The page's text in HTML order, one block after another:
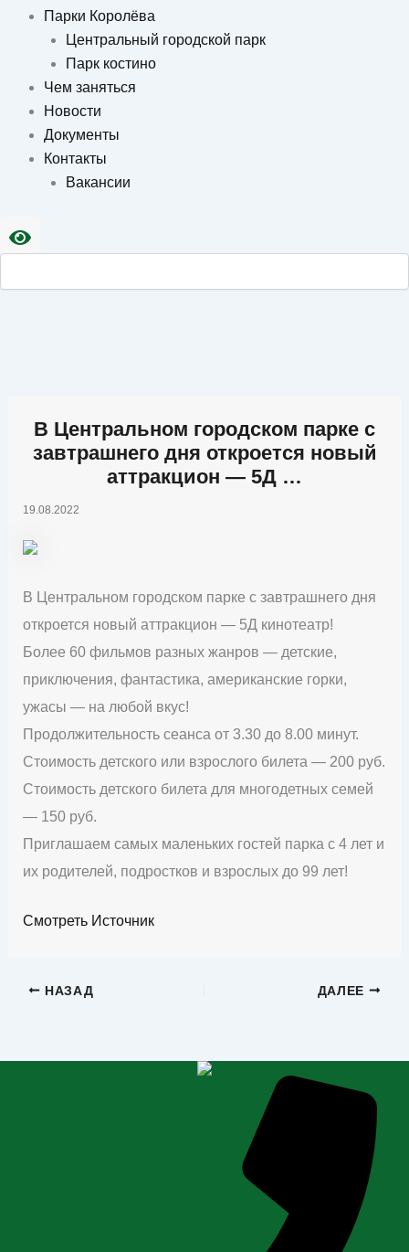
Парки Королёва
Центральный городской парк
Парк костино
Чем заняться
Новости
Документы
Контакты
Вакансии
В Центральном городском парке с
завтрашнего дня откроется новый
аттракцион — 5Д …
19.08.2022
В Центральном городском парке с завтрашнего дня
откроется новый аттракцион — 5Д кинотеатр!
Более 60 фильмов разных жанров — детские,
приключения, фантастика, американские горки,
ужасы — на любой вкус!
Продолжительность сеанса от 3.30 до 8.00 минут.
Стоимость детского или взрослого билета — 200 руб.
Стоимость детского билета для многодетных семей
— 150 руб.
Приглашаем самых маленьких гостей парка с 4 лет и
их родителей, подростков и взрослых до 99 лет!
Смотреть Источник
НАЗАД ДАЛЕЕ